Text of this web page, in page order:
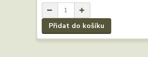
Přidat do košíku